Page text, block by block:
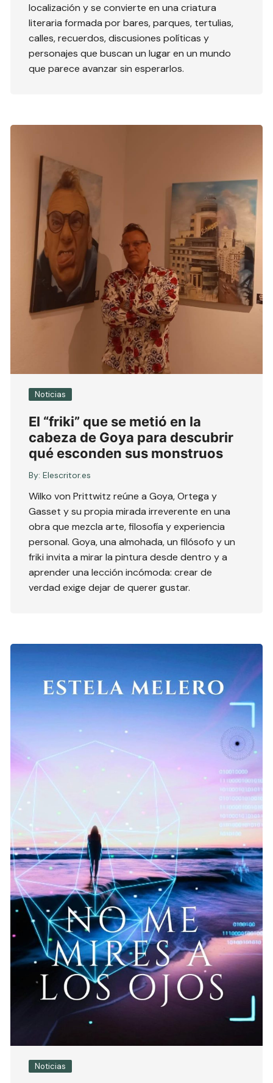
localización y se convierte en una criatura
literaria formada por bares, parques, tertulias,
calles, recuerdos, discusiones políticas y
personajes que buscan un lugar en un mundo
que parece avanzar sin esperarlos.
Noticias
El “friki” que se metió en la
cabeza de Goya para descubrir
qué esconden sus monstruos
By: Elescritor.es
Wilko von Prittwitz reúne a Goya, Ortega y
Gasset y su propia mirada irreverente en una
obra que mezcla arte, filosofía y experiencia
personal. Goya, una almohada, un filósofo y un
friki invita a mirar la pintura desde dentro y a
aprender una lección incómoda: crear de
verdad exige dejar de querer gustar.
Noticias